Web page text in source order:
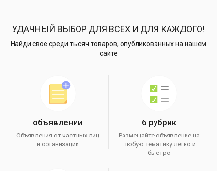
УДАЧНЫЙ ВЫБОР ДЛЯ ВСЕХ И ДЛЯ КАЖДОГО!
Найди свое среди тысяч товаров, опубликованных на нашем
сайте
объявлений
Объявления от частных лиц
и организаций
6 рубрик
Размещайте объявление на
любую тематику легко и
быстро